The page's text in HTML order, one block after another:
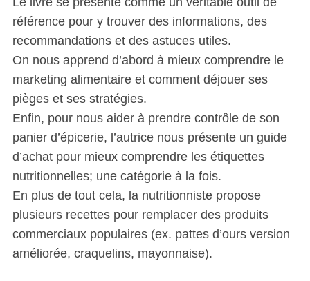
référence pour y trouver des informations, des
recommandations et des astuces utiles.
On nous apprend d’abord à mieux comprendre le
marketing alimentaire et comment déjouer ses
pièges et ses stratégies.
Enfin, pour nous aider à prendre contrôle de son
panier d’épicerie, l’autrice nous présente un guide
d’achat pour mieux comprendre les étiquettes
nutritionnelles; une catégorie à la fois.
En plus de tout cela, la nutritionniste propose
plusieurs recettes pour remplacer des produits
commerciaux populaires (ex. pattes d’ours version
améliorée, craquelins, mayonnaise).